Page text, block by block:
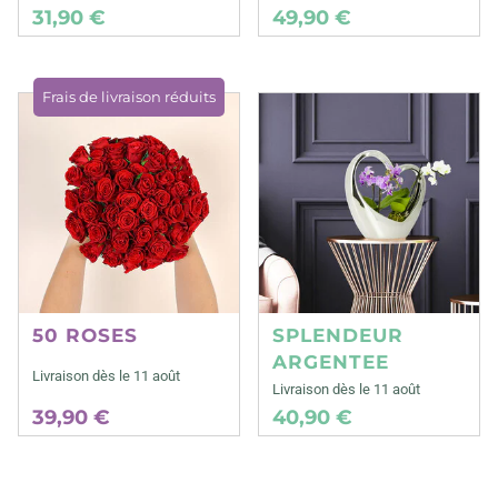
31,90 € 49,90 €
Frais de livraison réduits
50 ROSES
Livraison dès le 11 août
39,90 €
SPLENDEUR
ARGENTEE
Livraison dès le 11 août
40,90 €